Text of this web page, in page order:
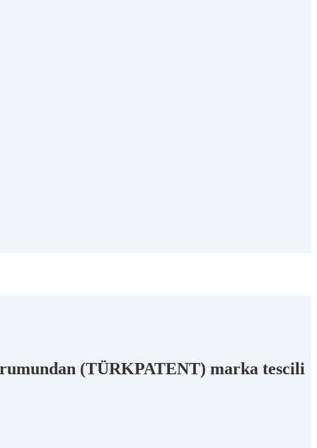
(TÜRKPATENT) marka tescili